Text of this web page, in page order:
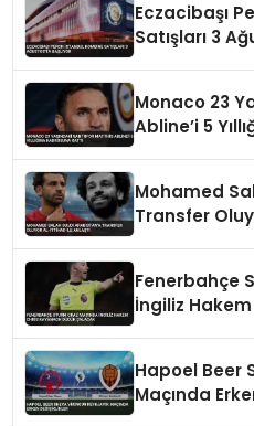
Eczacibaşı
Satışları 3
Monaco 23
Abline’i 5
Mohamed
Transfer
Fenerbahçe
İngiliz
Hapoel Beer
Maçında